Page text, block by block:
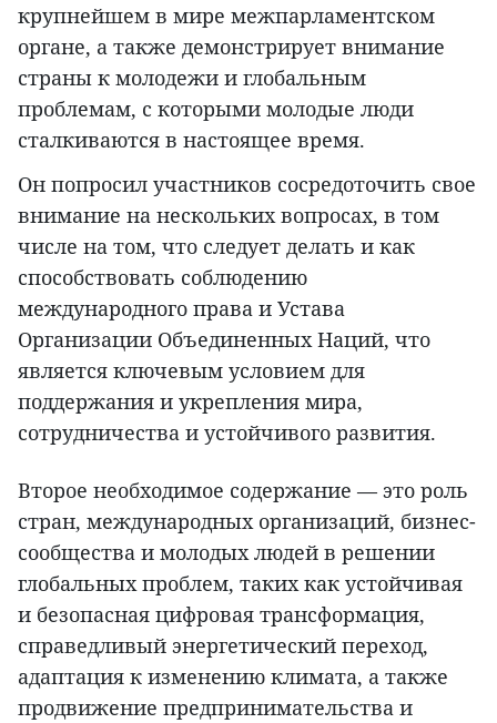
крупнейшем в мире межпарламентском
органе, а также демонстрирует внимание
страны к молодежи и глобальным
проблемам, с которыми молодые люди
сталкиваются в настоящее время.
Он попросил участников сосредоточить свое
внимание на нескольких вопросах, в том
числе на том, что следует делать и как
способствовать соблюдению
международного права и Устава
Организации Объединенных Наций, что
является ключевым условием для
поддержания и укрепления мира,
сотрудничества и устойчивого развития.
Второе необходимое содержание — это роль
стран, международных организаций, бизнес-
сообщества и молодых людей в решении
глобальных проблем, таких как устойчивая
и безопасная цифровая трансформация,
справедливый энергетический переход,
адаптация к изменению климата, а также
продвижение предпринимательства и